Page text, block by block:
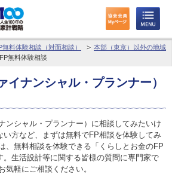
金
無料体験相談（対面相談）
本部（東京）以外の地域
無料体験相談
イナンシャル・プランナー）
ンシャル・プランナー）に相談してみたいけ
い方など、まずは無料でFP相談を体験してみ
、無料相談を体験できる「くらしとお金のFP
。生活設計等に関する皆様の質問に専門家で
気軽にご相談ください。